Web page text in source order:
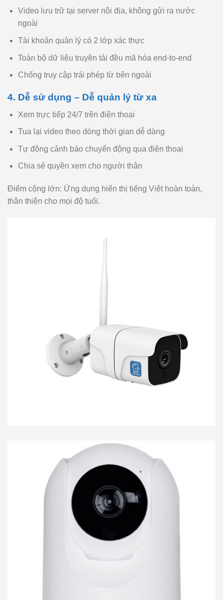
Video lưu trữ tại server nội địa, không gửi ra nước
ngoài
Tài khoản quản lý có 2 lớp xác thực
Toàn bộ dữ liệu truyền tải đều mã hóa end-to-end
Chống truy cập trái phép từ bên ngoài
4. Dễ sử dụng – Dễ quản lý từ xa
Xem trực tiếp 24/7 trên điện thoại
Tua lại video theo dòng thời gian dễ dàng
Tự động cảnh báo chuyển động qua điện thoại
Chia sẻ quyền xem cho người thân
Điểm cộng lớn: Ứng dụng hiển thị tiếng Việt hoàn toàn,
thân thiện cho mọi độ tuổi.